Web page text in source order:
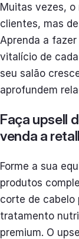
Muitas vezes,
clientes, mas
Aprenda a
vitalício de
seu salão
aprofundem
Faça upsell
venda a
Forme a sua
produtos
corte de cabelo
tratamento
premium. O